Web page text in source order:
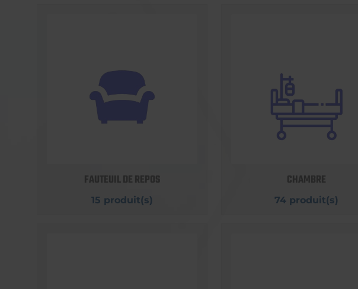
FAUTEUIL DE REPOS
15 produit(s)
CHAMBRE
74 produit(s)